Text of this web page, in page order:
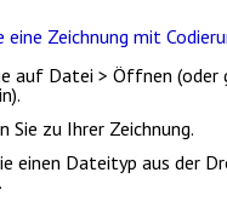
eine Zeichnung mit
auf Datei > Öffnen (oder
Sie zu Ihrer Zeichnung.
einen Dateityp aus der